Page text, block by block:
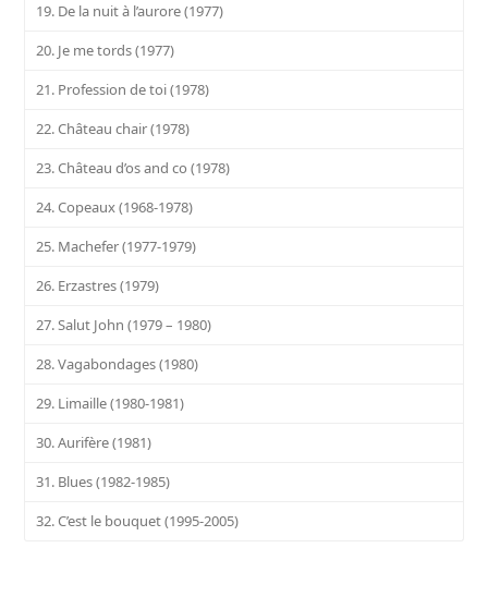
19. De la nuit à l’aurore (1977)
20. Je me tords (1977)
21. Profession de toi (1978)
22. Château chair (1978)
23. Château d’os and co (1978)
24. Copeaux (1968-1978)
25. Machefer (1977-1979)
26. Erzastres (1979)
27. Salut John (1979 – 1980)
28. Vagabondages (1980)
29. Limaille (1980-1981)
30. Aurifère (1981)
31. Blues (1982-1985)
32. C’est le bouquet (1995-2005)